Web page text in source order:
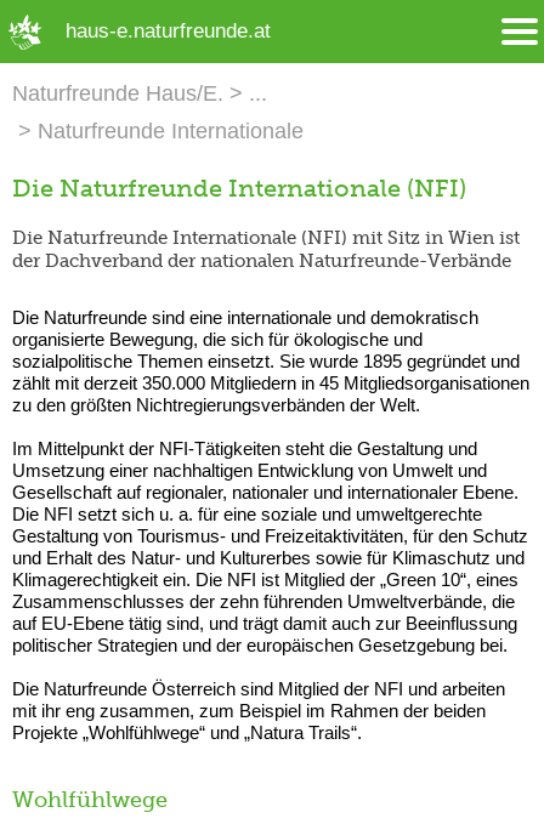
haus-e.naturfreunde.at
Naturfreunde Haus/E.
Naturfreunde Internationale
Die Naturfreunde Internationale (NFI)
Die Naturfreunde Internationale (NFI) mit Sitz in Wien ist
der Dachverband der nationalen Naturfreunde-Verbände
Die Naturfreunde sind eine internationale und demokratisch
organisierte Bewegung, die sich für ökologische und
sozialpolitische Themen einsetzt. Sie wurde 1895 gegründet und
zählt mit derzeit 350.000 Mitgliedern in 45 Mitgliedsorganisationen
zu den größten Nichtregierungsverbänden der Welt.
Im Mittelpunkt der NFI-Tätigkeiten steht die Gestaltung und
Umsetzung einer nachhaltigen Entwicklung von Umwelt und
Gesellschaft auf regionaler, nationaler und internationaler Ebene.
Die NFI setzt sich u. a. für eine soziale und umweltgerechte
Gestaltung von Tourismus- und Freizeitaktivitäten, für den Schutz
und Erhalt des Natur- und Kulturerbes sowie für Klimaschutz und
Klimagerechtigkeit ein. Die NFI ist Mitglied der „Green 10“, eines
Zusammenschlusses der zehn führenden Umweltverbände, die
auf EU-Ebene tätig sind, und trägt damit auch zur Beeinflussung
politischer Strategien und der europäischen Gesetzgebung bei.
Die Naturfreunde Österreich sind Mitglied der NFI und arbeiten
mit ihr eng zusammen, zum Beispiel im Rahmen der beiden
Projekte „Wohlfühlwege“ und „Natura Trails“.
Wohlfühlwege